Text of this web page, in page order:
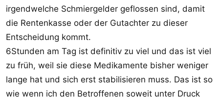
irgendwelche Schmiergelder geflossen sind, damit
die Rentenkasse oder der Gutachter zu dieser
Entscheidung kommt.
6Stunden am Tag ist definitiv zu viel und das ist viel
zu früh, weil sie diese Medikamente bisher weniger
lange hat und sich erst stabilisieren muss. Das ist so
wie wenn ich den Betroffenen soweit unter Druck